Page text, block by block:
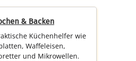
& Backen
Küchenhelfer wie
Waffeleisen,
und Mikrowellen.